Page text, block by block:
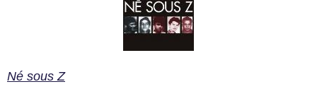
Né sous Z